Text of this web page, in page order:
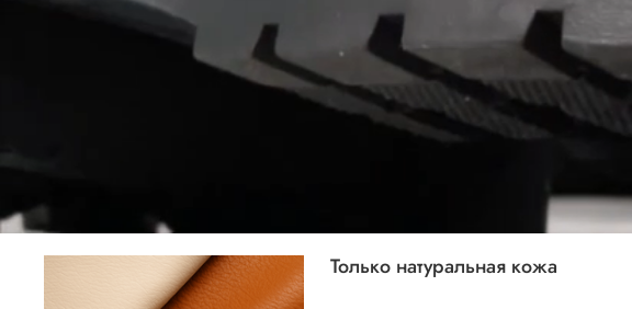
Только натуральная кожа